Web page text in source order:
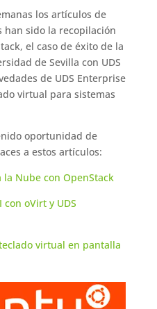
los artículos de
han sido la recopilación
el caso de éxito de la
de Sevilla con UDS
de UDS Enterprise
virtual para sistemas
oportunidad de
a estos artículos:
Nube con OpenStack
oVirt y UDS
virtual en pantalla